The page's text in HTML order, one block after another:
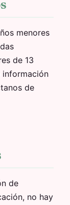
menores
de 13
información
de
de
no hay